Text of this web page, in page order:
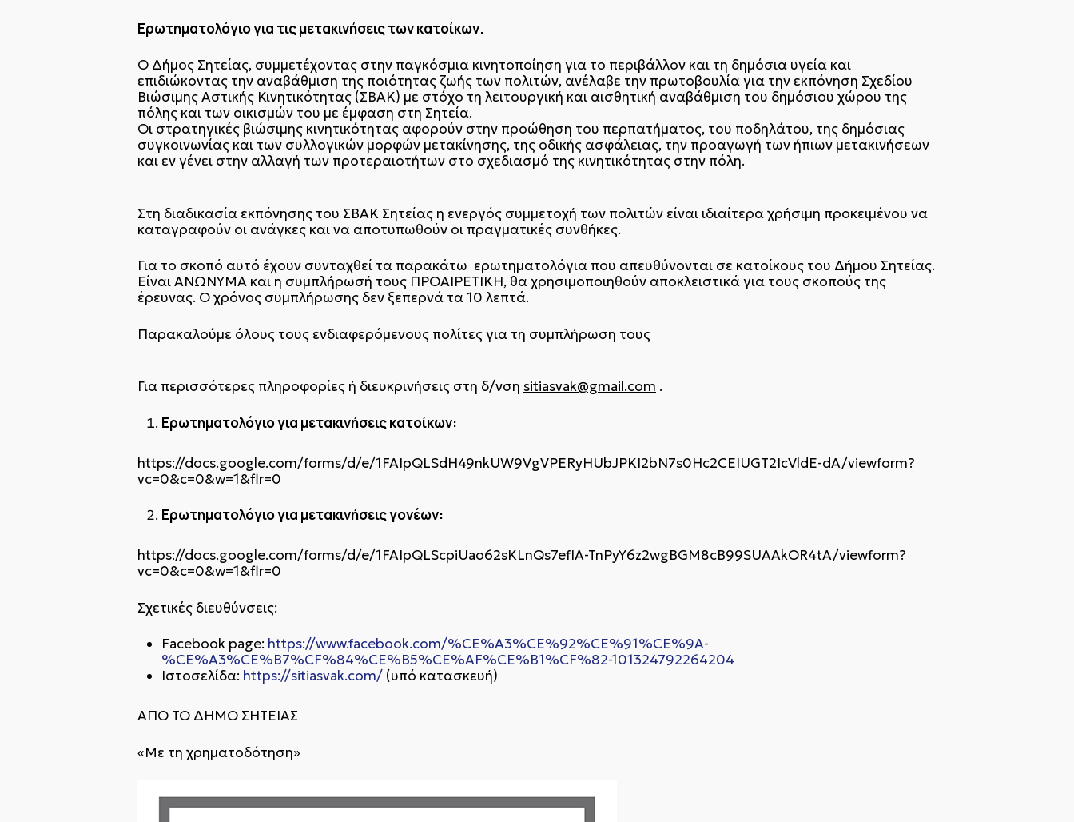
Ερωτηματολόγιο για τις μετακινήσεις των κατοίκων.
O Δήμος Σητείας, συμμετέχοντας στην παγκόσμια κινητοποίηση για το περιβάλλον και τη δημόσια υγεία και
επιδιώκοντας την αναβάθμιση της ποιότητας ζωής των πολιτών, ανέλαβε την πρωτοβουλία για την εκπόνηση Σχεδίου
Βιώσιμης Αστικής Κινητικότητας (ΣΒΑΚ) με στόχο τη λειτουργική και αισθητική αναβάθμιση του δημόσιου χώρου της
πόλης και των οικισμών του με έμφαση στη Σητεία.
Οι στρατηγικές βιώσιμης κινητικότητας αφορούν στην προώθηση του περπατήματος, του ποδηλάτου, της δημόσιας
συγκοινωνίας και των συλλογικών μορφών μετακίνησης, της οδικής ασφάλειας, την προαγωγή των ήπιων μετακινήσεων
και εν γένει στην αλλαγή των προτεραιοτήτων στο σχεδιασμό της κινητικότητας στην πόλη.
Στη διαδικασία εκπόνησης του ΣΒΑΚ Σητείας η ενεργός συμμετοχή των πολιτών είναι ιδιαίτερα χρήσιμη προκειμένου να
καταγραφούν οι ανάγκες και να αποτυπωθούν οι πραγματικές συνθήκες.
Για το σκοπό αυτό έχουν συνταχθεί τα παρακάτω ερωτηματολόγια που απευθύνονται σε κατοίκους του Δήμου Σητείας.
Είναι ΑΝΩΝΥΜΑ και η συμπλήρωσή τους ΠΡΟΑΙΡΕΤΙΚΗ, θα χρησιμοποιηθούν αποκλειστικά για τους σκοπούς της
έρευνας. Ο χρόνος συμπλήρωσης δεν ξεπερνά τα 10 λεπτά.
Παρακαλούμε όλους τους ενδιαφερόμενους πολίτες για τη συμπλήρωση τους
Για περισσότερες πληροφορίες ή διευκρινήσεις στη δ/νση sitiasvak@gmail.com .
Ερωτηματολόγιο για μετακινήσεις κατοίκων:
https://docs.google.com/forms/d/e/1FAIpQLSdH49nkUW9VgVPERyHUbJPKI2bN7s0Hc2CEIUGT2IcVldE-dA/viewform?
vc=0&c=0&w=1&flr=0
Ερωτηματολόγιο για μετακινήσεις γονέων:
https://docs.google.com/forms/d/e/1FAIpQLScpiUao62sKLnQs7efIA-TnPyY6z2wgBGM8cB99SUAAkOR4tA/viewform?
vc=0&c=0&w=1&flr=0
Σχετικές διευθύνσεις:
Facebook page: https://www.facebook.com/%CE%A3%CE%92%CE%91%CE%9A-
%CE%A3%CE%B7%CF%84%CE%B5%CE%AF%CE%B1%CF%82-101324792264204
Ιστοσελίδα: https://sitiasvak.com/ (υπό κατασκευή)
ΑΠΟ ΤΟ ΔΗΜΟ ΣΗΤΕΙΑΣ
«Με τη χρηματοδότηση»